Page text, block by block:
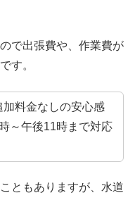
で出張費や、作業費が
す。
加料金なしの安心感
～午後11時まで対応
ともありますが、水道